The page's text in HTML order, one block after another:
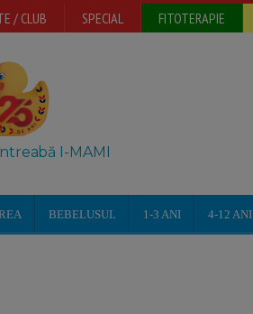
/ CLUB SPECIAL FITOTERAPIE
I-MAMI
BEBELUSUL 1-3 ANI 4-12 ANI